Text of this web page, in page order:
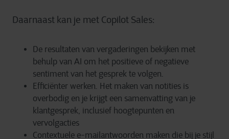
Daarnaast kan je met Copilot Sales:
De resultaten van vergaderingen bekijken met
behulp van AI om het positieve of negatieve
sentiment van het gesprek te volgen.
Efficiënter werken. Het maken van notities is
overbodig en je krijgt een samenvatting van je
klantgesprek, inclusief hoogtepunten en
vervolgacties
Contextuele e-mailantwoorden maken die bij je stijl